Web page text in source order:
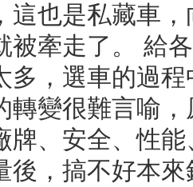
這也是私藏車
被牽走了。 給
多，選車的過
轉變很難言喻
牌、安全、性
後，搞不好本